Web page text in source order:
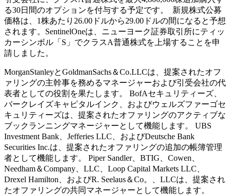
る30日間のオプションを付与する予定です。 新規株式公募
価格は、1株あたり26.00ドルから29.00ドルの間になると予想
されます。SentinelOneは、ニューヨーク証券取引所にティッ
カーシンボル「S」でクラスA普通株式を上場することを申
請しました。
MorganStanleyとGoldmanSachs＆Co.LLCは、提案されたオフ
ァリングの主幹事を務めるマネージャーおよび引受会社の代
表者としての役割を果たします。 BofAセキュリティーズ、
バークレイズキャピタルインク、およびウェルズファーゴセ
キュリティーズは、提案されたオファリングのアクティブな
ブックランニングマネージャーとして機能します。 UBS
Investment Bank、Jefferies LLC、およびDeutsche Bank
Securities Inc.は、提案されたオファリングの追加の帳簿管理
者として機能します。 Piper Sandler、BTIG、Cowen、
Needham＆Company、LLC、Loop Capital Markets LLC、
Drexel Hamilton、およびR. Seelaus＆Co。、LLCは、提案され
たオファリングの共同マネージャーとして機能します。